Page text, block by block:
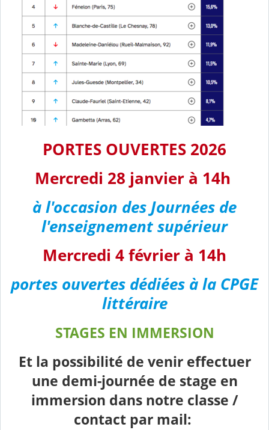
PORTES OUVERTES 2026
Mercredi 28 janvier à 14h
à l'occasion des Journées de
l'enseignement supérieur
Mercredi 4 février à 14h
portes ouvertes dédiées à la CPGE
littéraire
STAGES EN IMMERSION
Et la possibilité de venir effectuer
une demi-journée de stage en
immersion dans notre classe /
contact par mail: